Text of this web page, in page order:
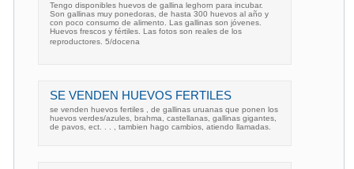
Tengo disponibles huevos de gallina leghorn para incubar.
Son gallinas muy ponedoras, de hasta 300 huevos al año y
con poco consumo de alimento. Las gallinas son jóvenes.
Huevos frescos y fértiles. Las fotos son reales de los
reproductores. 5/docena
SE VENDEN HUEVOS FERTILES
se venden huevos fertiles , de gallinas uruanas que ponen los
huevos verdes/azules, brahma, castellanas, gallinas gigantes,
de pavos, ect. . . , tambien hago cambios, atiendo llamadas.